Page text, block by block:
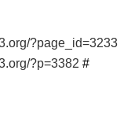
?page_id=3233
?p=3382 #